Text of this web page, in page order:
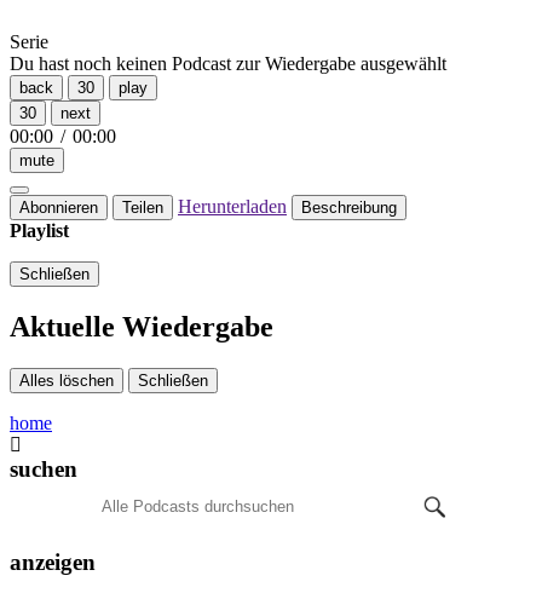
Serie
Du hast noch keinen Podcast zur Wiedergabe ausgewählt
back 30
play
30
next
00:00 / 00:00
mute
Abonnieren Teilen Herunterladen Beschreibung
Playlist
Schließen
Aktuelle Wiedergabe
Alles löschen Schließen
home
suchen
anzeigen